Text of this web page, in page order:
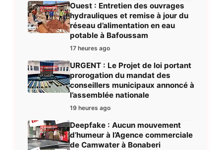
Ouest : Entretien des ouvrages
hydrauliques et remise à jour du
réseau d’alimentation en eau
potable à Bafoussam
17 heures ago
URGENT : Le Projet de loi portant
prorogation du mandat des
conseillers municipaux annoncé à
l’assemblée nationale
19 heures ago
Deepfake : Aucun mouvement
d’humeur à l’Agence commerciale
de Camwater à Bonaberi